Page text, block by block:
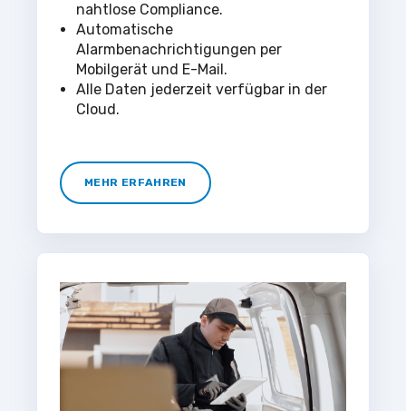
nahtlose Compliance.
Automatische
Alarmbenachrichtigungen per
Mobilgerät und E-Mail.
Alle Daten jederzeit verfügbar in der
Cloud.
MEHR ERFAHREN